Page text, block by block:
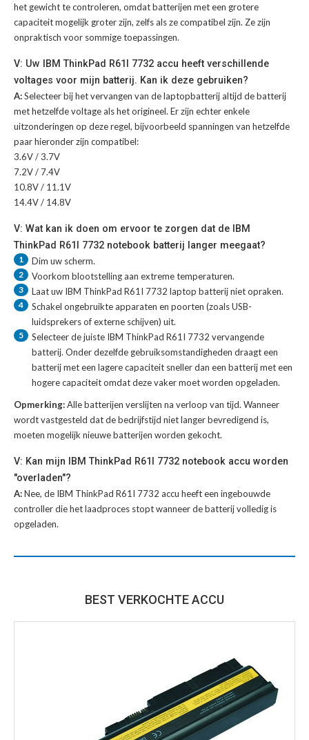
het gewicht te controleren, omdat batterijen met een grotere
capaciteit mogelijk groter zijn, zelfs als ze compatibel zijn. Ze zijn
onpraktisch voor sommige toepassingen.
V: Uw IBM ThinkPad R61I 7732 accu heeft verschillende
voltages voor mijn batterij. Kan ik deze gebruiken?
A:Selecteer bij het vervangen van de laptopbatterij altijd de batterij
met hetzelfde voltage als het origineel. Er zijn echter enkele
uitzonderingen op deze regel, bijvoorbeeld spanningen van hetzelfde
paar hieronder zijn compatibel:
3.6V / 3.7V
7.2V / 7.4V
10.8V / 11.1V
14.4V / 14.8V
V: Wat kan ik doen om ervoor te zorgen dat de IBM
ThinkPad R61I 7732 notebook batterij langer meegaat?
1 Dim uw scherm.
2 Voorkom blootstelling aan extreme temperaturen.
3 Laat uw IBM ThinkPad R61I 7732 laptop batterijniet opraken.
4
Schakel ongebruikte apparaten en poorten (zoals USB-
luidsprekers of externe schijven) uit.
5 Selecteer de juiste IBM ThinkPad R61I 7732 vervangende
batterij. Onder dezelfde gebruiksomstandigheden draagt een
batterij met een lagere capaciteit sneller dan een batterij met een
hogere capaciteit omdat deze vaker moet worden opgeladen.
Opmerking:Alle batterijen verslijten na verloop van tijd. Wanneer
wordt vastgesteld dat de bedrijfstijd niet langer bevredigend is,
moeten mogelijk nieuwe batterijen worden gekocht.
V: Kan mijn IBM ThinkPad R61I 7732 notebook accu worden
"overladen"?
A:Nee, de IBM ThinkPad R61I 7732 accu heeft een ingebouwde
controller die het laadproces stopt wanneer de batterij volledig is
opgeladen.
BEST VERKOCHTE ACCU